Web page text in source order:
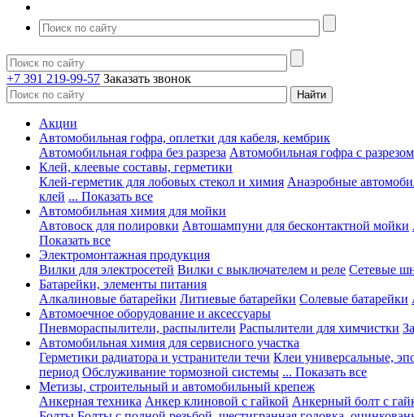
+7 391 219-99-57 Заказать звонок
Акции
Автомобильная гофра, оплетки для кабеля, кембрик
Автомобильная гофра без разреза Автомобильная гофра с разрезом
Клей, клеевые составы, герметики
Клей-герметик для лобовых стекол и химия Анаэробные
клей ... Показать все
Автомобильная химия для мойки
Автовоск для полировки Автошампуни для бесконтактной мойки
Показать все
Электромонтажная продукция
Вилки для электросетей Вилки с выключателем и реле Сетевые
Батарейки, элементы питания
Алкалиновые батарейки Литиевые батарейки Солевые батарейки
Автомоечное оборудование и аксессуары
Пневмораспылители, распылители Распылители для химчистки
Автомобильная химия для сервисного участка
Герметики радиатора и устранители течи Клеи универсальные,
период Обслуживание тормозной системы ... Показать все
Метизы, строительный и автомобильный крепеж
Анкерная техника Анкер клиновой с гайкой Анкерный болт с